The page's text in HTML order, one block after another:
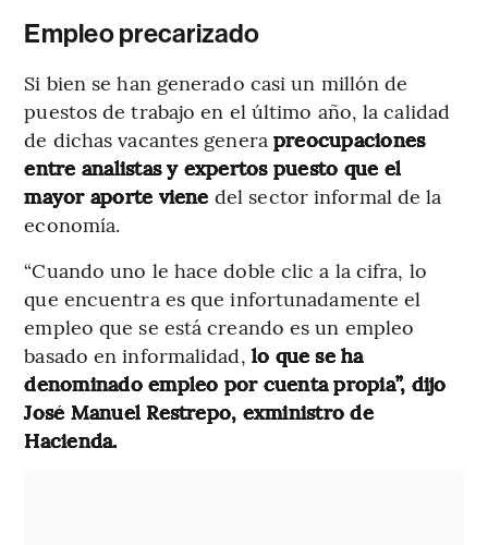
Empleo precarizado
Si bien se han generado casi un millón de
puestos de trabajo en el último año, la calidad
de dichas vacantes genera preocupaciones
entre analistas y expertos puesto que el
mayor aporte viene del sector informal de la
economía.
“Cuando uno le hace doble clic a la cifra, lo
que encuentra es que infortunadamente el
empleo que se está creando es un empleo
basado en informalidad, lo que se ha
denominado empleo por cuenta propia”, dijo
José Manuel Restrepo, exministro de
Hacienda.